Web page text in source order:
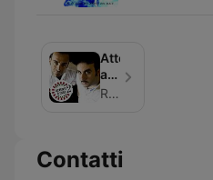
Attenti
a
quei
Radio CL1
Contatti